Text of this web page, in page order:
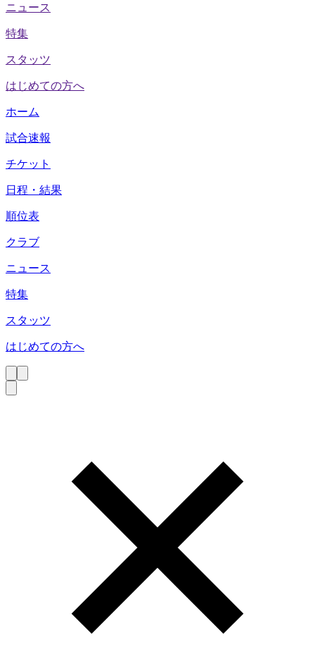
ニュース
特集
スタッツ
はじめての方へ
ホーム
試合速報
チケット
日程・結果
順位表
クラブ
ニュース
特集
スタッツ
はじめての方へ